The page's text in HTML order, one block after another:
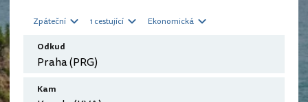
Zpáteční 1 cestující Ekonomická
Odkud
Kam